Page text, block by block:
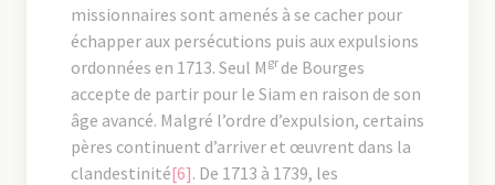
missionnaires sont amenés à se cacher pour
échapper aux persécutions puis aux expulsions
ordonnées en 1713. Seul M gr de Bourges
accepte de partir pour le Siam en raison de son
âge avancé. Malgré l’ordre d’expulsion, certains
pères continuent d’arriver et œuvrent dans la
clandestinité[6]. De 1713 à 1739, les